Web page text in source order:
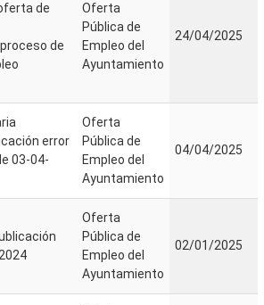
de
de
Oferta
Pública de
Empleo del
Ayuntamiento
24/04/2025
error
03-04-
Oferta
Pública de
Empleo del
Ayuntamiento
04/04/2025
Oferta
Pública de
Empleo del
Ayuntamiento
02/01/2025